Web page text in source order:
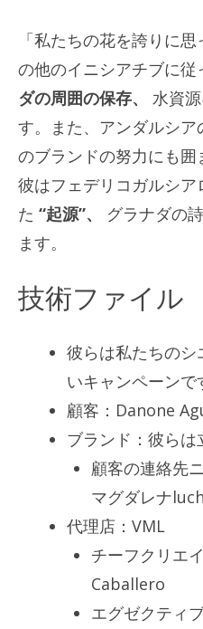
「私たちの花を誇りに
の他のイニシアチブに従
ダの周囲の保存、 水資
す。また、アンダルシ
のブランドの努力にも囲
彼はフェデリコガルシ
た “起源”、 グラナダの
ます。
技術ファイル
彼らは私たちのシ
いキャンペーンで
顧客：Danone
ブランド：彼らは
顧客の連絡先
マグダレナ
代理店：VML
チーフクリエ
Caballero
エグゼクティ